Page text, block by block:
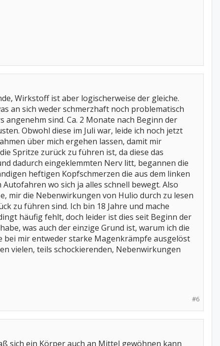
Wirkstoff ist aber logischerweise der gleiche.
an sich weder schmerzhaft noch problematisch
sind. Ca. 2 Monate nach Beginn der
Obwohl diese im Juli war, leide ich noch jetzt
über mich ergehen lassen, damit mir
Spritze zurück zu führen ist, da diese das
dadurch eingeklemmten Nerv litt, begannen die
heftigen Kopfschmerzen die aus dem linken
wo sich ja alles schnell bewegt. Also
mir die Nebenwirkungen von Hulio durch zu lesen
zu führen sind. Ich bin 18 Jahre und mache
häufig fehlt, doch leider ist dies seit Beginn der
was auch der einzige Grund ist, warum ich die
bei mir entweder starke Magenkrämpfe ausgelöst
vielen, teils schockierenden, Nebenwirkungen
#6
sich ein Körper auch an Mittel gewöhnen kann